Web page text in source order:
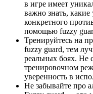
в игре имеет
важно знать,
конкретного
помощью fuzzy
Тренируйтесь на
fuzzy guard, тем
реальных боях. Не
тренировочном
уверенность в
Не забывайте про